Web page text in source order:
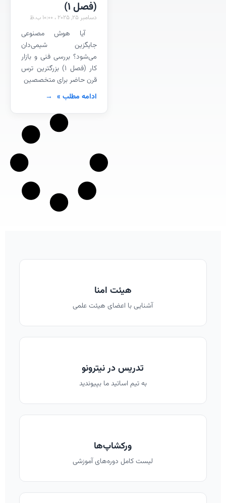
(فصل 1)
دسامبر 25, 2025
آیا هوش مصنوعی
جایگزین شیمی‌دان
می‌شود؟ بررسی فنی و بازار
کار (فصل ۱) بزرگترین ترس
قرن حاضر برای متخصصین
ادامه مطلب »
هیئت امنا
آشنایی با اعضای هیئت علمی
تدریس در نیترونو
به تیم اساتید ما بپیوندید
ورکشاپ‌ها
لیست کامل دوره‌های آموزشی